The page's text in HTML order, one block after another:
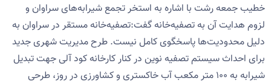
خطیب جمعه رشت با اشاره به استخر تجمع شیرابه‌های سراوان و
لزوم هدایت آن به تصفیه‌خانه گفت:تصفیه‌خانه مستقر در سراوان به
دلیل محدودیت‌ها پاسخگوی کامل نیست. طرح مدیریت شهری جدید
برای احداث سیستم تصفیه نوین در کنار کارخانه کود آلی جهت تبدیل
شیرابه به ۱۰۰ متر مکعب آب خاکستری و کشاورزی در روز، طرحی